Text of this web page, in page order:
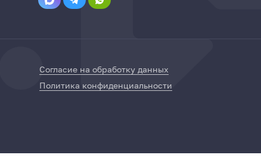
Согласие на обработку данных
Политика конфиденциальности